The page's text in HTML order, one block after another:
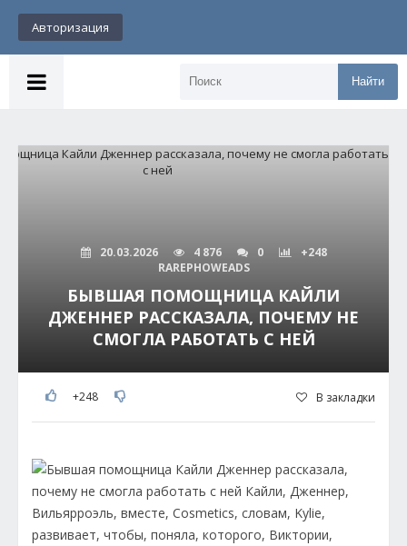
Авторизация
Найти
20.03.2026 4 876 0
+248
RAREPHOWEADS
БЫВШАЯ ПОМОЩНИЦА КАЙЛИ
ДЖЕННЕР РАССКАЗАЛА, ПОЧЕМУ НЕ
СМОГЛА РАБОТАТЬ С НЕЙ
+248 В закладки